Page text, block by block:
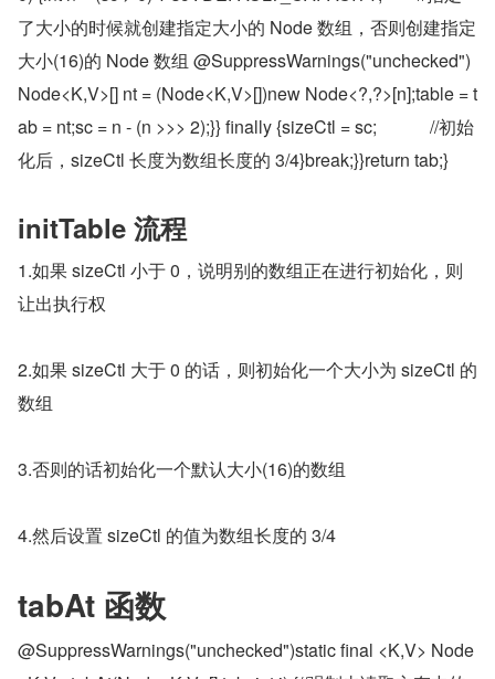
了大小的时候就创建指定大小的 Node 数组，否则创建指定
大小(16)的 Node 数组 @SuppressWarnings("unchecked")
Node<K,V>[] nt = (Node<K,V>[])new Node<?,?>[n];table = t
ab = nt;sc = n - (n >>> 2);}} finally {sizeCtl = sc;            //初始
化后，sizeCtl 长度为数组长度的 3/4}break;}}return tab;}
initTable 流程
1.如果 sizeCtl 小于 0，说明别的数组正在进行初始化，则
让出执行权
2.如果 sizeCtl 大于 0 的话，则初始化一个大小为 sizeCtl 的
数组
3.否则的话初始化一个默认大小(16)的数组
4.然后设置 sizeCtl 的值为数组长度的 3/4
tabAt 函数
@SuppressWarnings("unchecked")static final <K,V> Node